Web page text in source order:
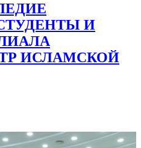
И
ИСЛАМСКОЙ